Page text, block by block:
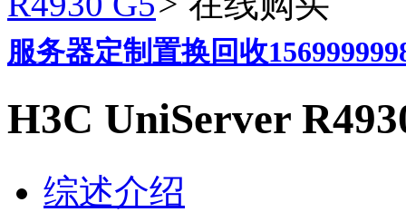
服务器定制置换回收
H3C UniServer
综述介绍